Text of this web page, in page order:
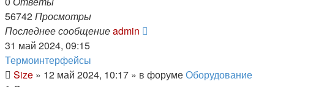
56742Просмотры
Последнее сообщениеadmin
31 май 2024, 09:15
Термоинтерфейсы
Size » 12 май 2024, 10:17 » в форумеОборудование